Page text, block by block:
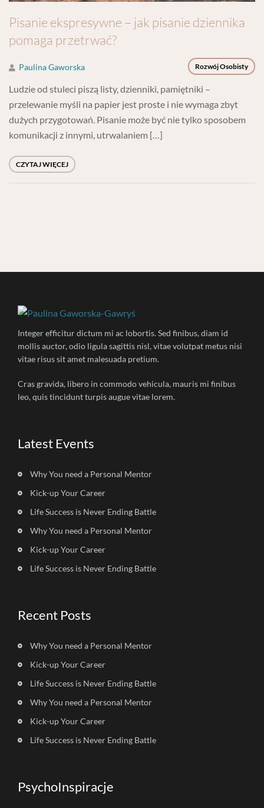
Pisanie ekspresywne – jak pisanie dziennika
pomaga przetrwać?
Rozwój Osobisty
Paulina Gaworska
Ludzie od stuleci piszą listy, dzienniki, pamiętniki –
przelewanie myśli na papier jest proste i nie wymaga zbyt
dużych przygotowań. Pisanie może być nie tylko sposobem
komunikacji z innymi, utrwalaniem […]
CZYTAJ WIĘCEJ
Integer efficitur dictum mi ac lobortis. Sed finibus, diam id
mollis auctor, odio ligula sagittis nisl, vitae volutpat metus nisi
vitae risus sit amet malesuada pretium.
Cras gravida, libero in commodo vehicula, mauris mi finibus
leo, quis tincidunt turpis augue vitae lorem.
Latest Events
Why You need a Personal Mentor
Kick-up Your Career
Life Success is Never Ending Battle
Why You need a Personal Mentor
Kick-up Your Career
Life Success is Never Ending Battle
Recent Posts
Why You need a Personal Mentor
Kick-up Your Career
Life Success is Never Ending Battle
Why You need a Personal Mentor
Kick-up Your Career
Life Success is Never Ending Battle
PsychoInspiracje